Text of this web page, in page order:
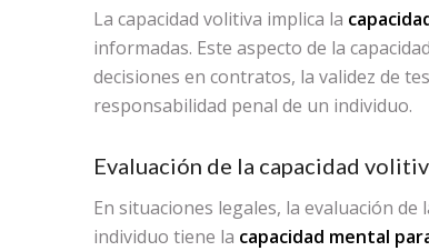
La capacidad volitiva implica la
informadas. Este aspecto de la
decisiones en contratos, la validez de
responsabilidad penal de un individuo.
Evaluación de la capacidad
En situaciones legales, la evaluación
individuo tiene la capacidad mental